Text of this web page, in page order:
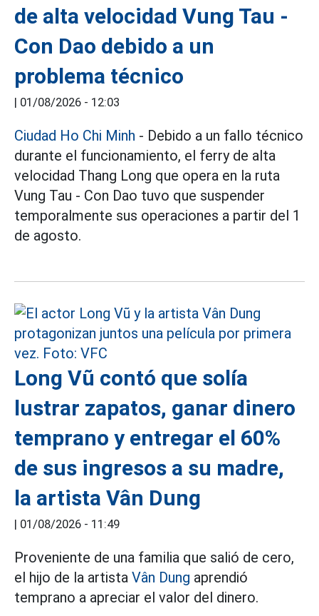
de alta velocidad Vung Tau -
Con Dao debido a un
problema técnico
01/08/2026 - 12:03
Ciudad Ho Chi Minh - Debido a un fallo técnico
durante el funcionamiento, el ferry de alta
velocidad Thang Long que opera en la ruta
Vung Tau - Con Dao tuvo que suspender
temporalmente sus operaciones a partir del 1
de agosto.
Long Vũ contó que solía
lustrar zapatos, ganar dinero
temprano y entregar el 60%
de sus ingresos a su madre,
la artista Vân Dung
01/08/2026 - 11:49
Proveniente de una familia que salió de cero,
el hijo de la artista Vân Dung aprendió
temprano a apreciar el valor del dinero.